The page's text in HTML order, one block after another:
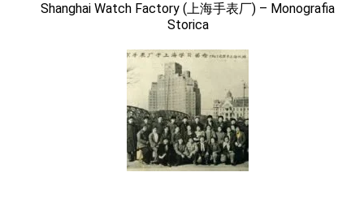
Shanghai Watch Factory (上海手表厂) – Monografia
Storica